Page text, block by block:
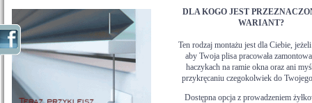
DLA KOGO JEST
WARIANT?
Ten rodzaj montażu jest dla Ciebie,
aby Twoja plisa pracowała
haczykach na ramie okna oraz ani
przykręcaniu czegokolwiek do
Dostępna opcja z prowadzeniem